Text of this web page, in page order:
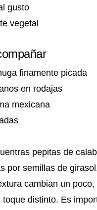
gusto
vegetal
finamente picada
en rodajas
mexicana
pepitas de
por semillas de
cambian un
toque distinto. Es